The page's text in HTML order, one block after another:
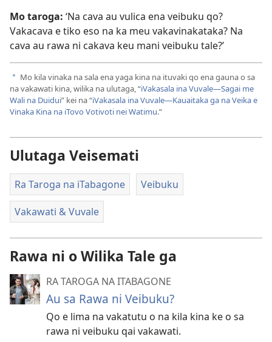
Mo taroga: ‘Na cava au vulica ena veibuku qo?
Vakacava e tiko eso na ka meu vakavinakataka? Na
cava au rawa ni cakava keu mani veibuku tale?’
a Mo kila vinaka na sala ena yaga kina na ituvaki qo ena gauna o sa
na vakawati kina, wilika na ulutaga, “iVakasala ina Vuvale—Sagai me
Wali na Duidui” kei na “iVakasala ina Vuvale—Kauaitaka ga na Veika e
Vinaka Kina na iTovo Votivoti nei Watimu.”
Ulutaga Veisemati
Ra Taroga na iTabagone Veibuku
Vakawati & Vuvale
Rawa ni o Wilika Tale ga
RA TAROGA NA ITABAGONE
Au sa Rawa ni Veibuku?
Qo e lima na vakatutu o na kila kina ke o sa
rawa ni veibuku qai vakawati.